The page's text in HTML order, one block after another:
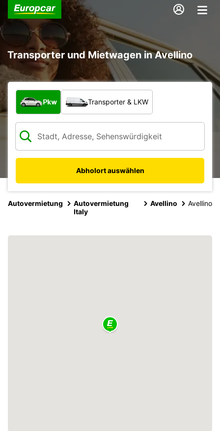
Transporter und Mietwagen in Avellino
Welche Art von Fahrzeug?
Pkw Transporter & LKW
Abholort auswählen
Autovermietung
Autovermietung
Italy
Avellino Avellino